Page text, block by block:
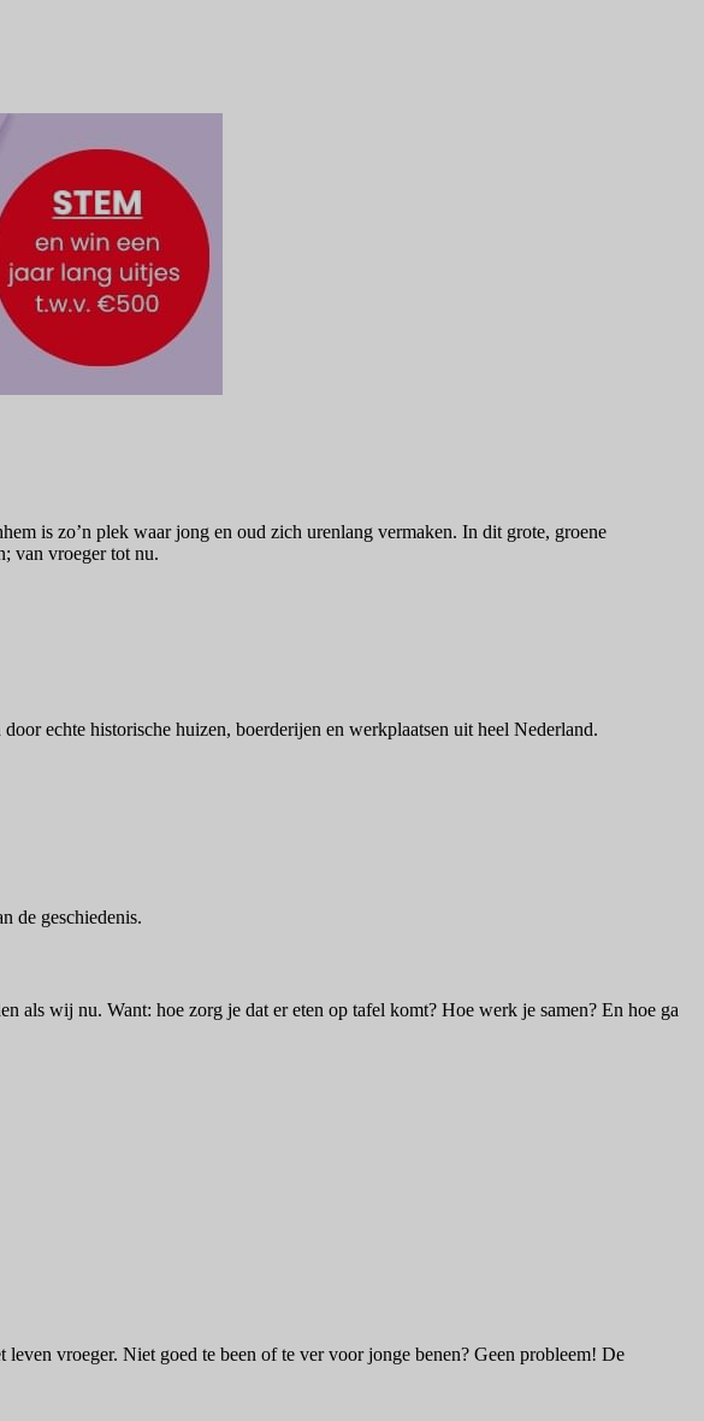
is zo’n plek waar jong en oud zich urenlang vermaken. In dit grote, groene
van vroeger tot nu.
echte historische huizen, boerderijen en werkplaatsen uit heel Nederland.
de geschiedenis.
als wij nu. Want: hoe zorg je dat er eten op tafel komt? Hoe werk je samen? En hoe ga
vroeger. Niet goed te been of te ver voor jonge benen? Geen probleem! De